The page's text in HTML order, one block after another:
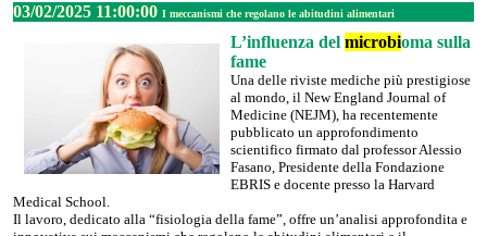
03/02/2025 11:00:00 I meccanismi che regolano le abitudini alimentari
L’influenza del microbioma sulla
fame
Una delle riviste mediche più prestigiose
al mondo, il New England Journal of
Medicine (NEJM), ha recentemente
pubblicato un approfondimento
scientifico firmato dal professor Alessio
Fasano, Presidente della Fondazione
EBRIS e docente presso la Harvard
Medical School.
Il lavoro, dedicato alla “fisiologia della fame”, offre un’analisi approfondita e